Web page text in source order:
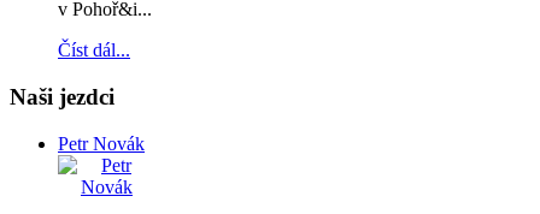
v Pohoř&i...
Číst dál...
Naši jezdci
Petr Novák